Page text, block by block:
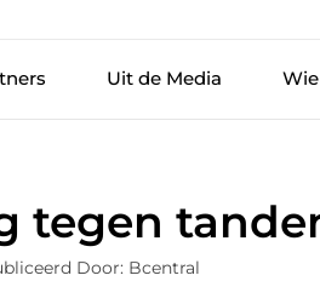
Uit de Media
tegen
Door: Bcentral